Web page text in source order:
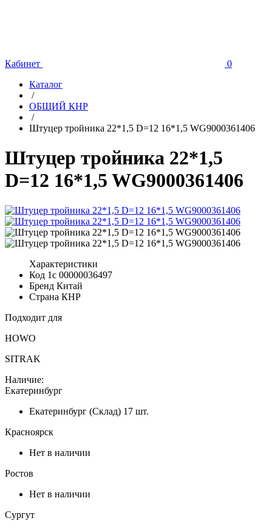
Кабинет
0
Каталог
/
ОБЩИЙ КНР
/
Штуцер тройника 22*1,5 D=12 16*1,5 WG9000361406
Штуцер тройника 22*1,5
D=12 16*1,5 WG9000361406
Характеристики
Код 1с 00000036497
Бренд Китай
Страна КНР
Подходит для
HOWO
SITRAK
Наличие:
Екатеринбург
Екатеринбург (Склад) 17 шт.
Красноярск
Нет в наличии
Ростов
Нет в наличии
Сургут